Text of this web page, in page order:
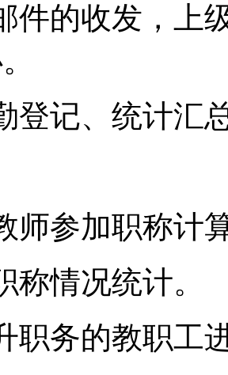
件的收发，上
登记、统计汇
师参加职称计
称情况统计。
职务的教职工